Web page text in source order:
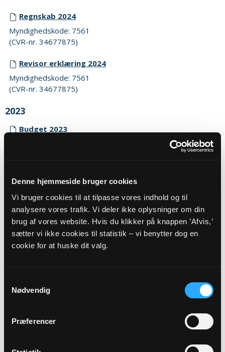
Denne hjemmeside bruger cookies
Vi bruger cookies til at tilpasse vores indhold og til
analysere vores trafik. Vi deler ikke oplysninger om din
brug af vores website. Hvis du klikker på knappen ’Afvis,’
sætter vi ikke cookies til statistik – vi benytter dog en
cookie for at huske dit valg.
Nødvendig
Præferencer
Regnskab 2024
Myndighedskode: 7561
(CVR-nr. 34677875)
Revisor erklæring 2024
Myndighedskode: 7561
(CVR-nr. 34677875)
2023
Budget 2023
(CVR-nr. 34677875)
Revisor erklæring 2023
Myndighedskode: 7561
(CVR-nr. 34677875)
Budget 2022